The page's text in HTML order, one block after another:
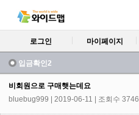
로그인 마이페이지
입금확인2
비회원으로 구매햇는데요
bluebug999
| 2019-06-11 | 조회수 3746